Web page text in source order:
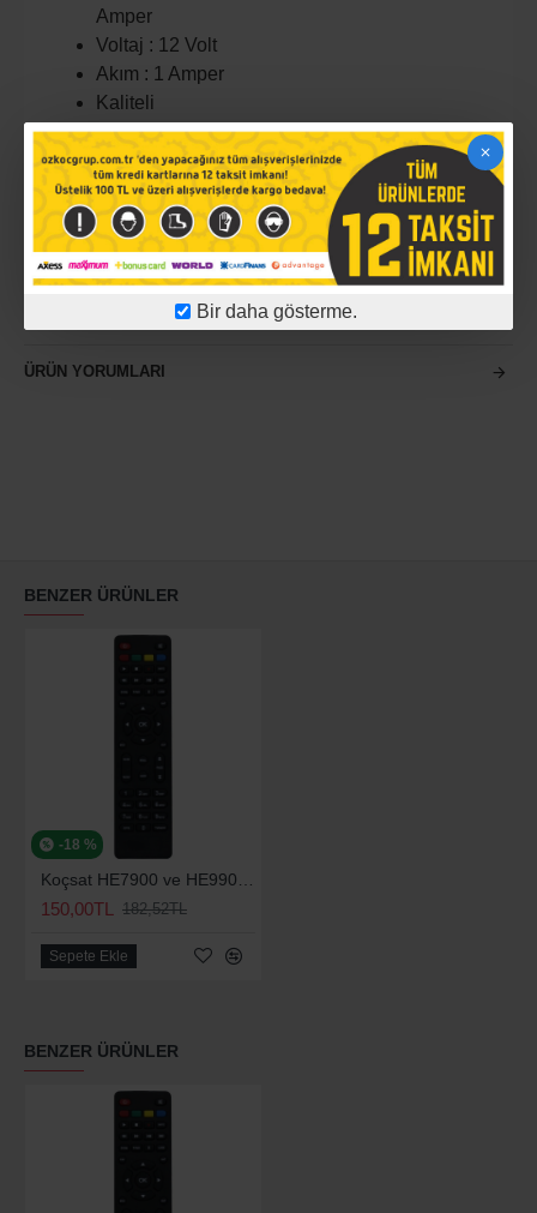
Bir daha gösterme.
Amper
Voltaj : 12 Volt
Akım : 1 Amper
Kaliteli
Uç : 5.5*2.5 Mm
Maksimum Verimlilik
Renk : Siyah
Malzeme : Plastik Kasa
ÜRÜN YORUMLARI
BENZER ÜRÜNLER
-18 %
150,00TL 182,52TL
Sepete Ekle
BENZER ÜRÜNLER